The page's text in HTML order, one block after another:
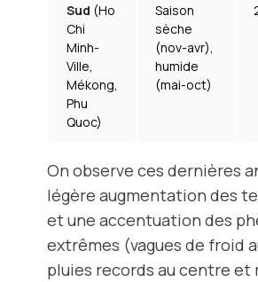
Sud (Ho
Chi
Minh-
Ville,
Mékong,
Phu
Quoc)
Saison
sèche
(nov-avr),
humide
(mai-oct)
On observe ces dernières
légère augmentation des
et une accentuation des
extrêmes (vagues de froid
pluies records au centre et